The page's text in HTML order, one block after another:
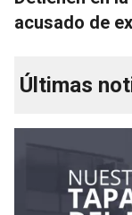
acusado de
Últimas